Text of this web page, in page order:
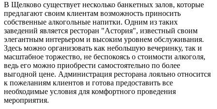
В Щелково существует несколько банкетных залов, которые
предлагают своим клиентам возможность приносить
собственные алкогольные напитки. Одним из таких
заведений является ресторан "Астория", известный своим
элегантным интерьером и высоким уровнем обслуживания.
Здесь можно организовать как небольшую вечеринку, так и
масштабное торжество, не беспокоясь о стоимости алкоголя,
ведь его можно приобрести самостоятельно по более
выгодной цене. Администрация ресторана лояльно относится
к пожеланиям клиентов и готова предоставить все
необходимые условия для комфортного проведения
мероприятия.